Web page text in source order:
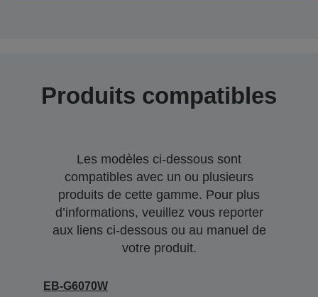
Produits compatibles
Les modèles ci-dessous sont
compatibles avec un ou plusieurs
produits de cette gamme. Pour plus
d’informations, veuillez vous reporter
aux liens ci-dessous ou au manuel de
votre produit.
EB-G6070W